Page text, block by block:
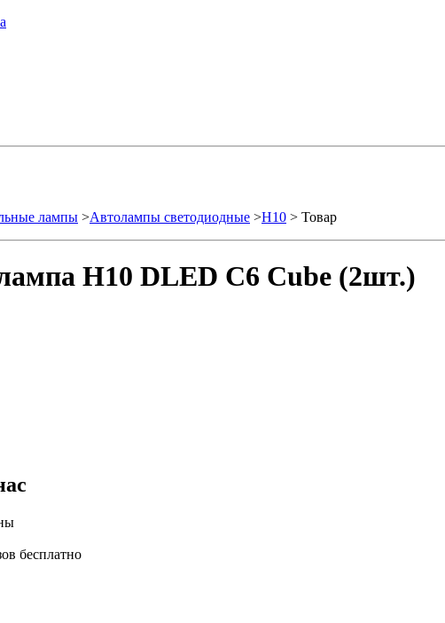
лампы >Автолампы светодиодные >H10 > Товар
H10 DLED С6 Cube (2шт.)
бесплатно